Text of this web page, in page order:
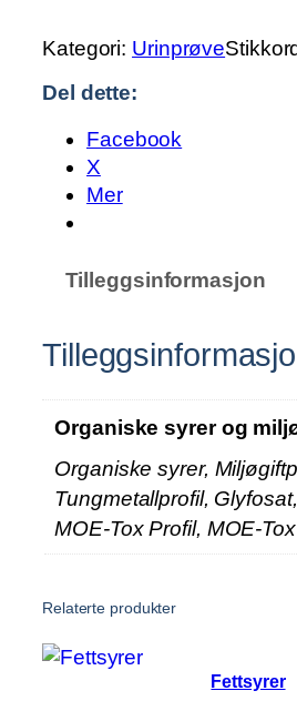
g
n
r
o
g
m
f
t
Kategori: Urinprøve
Del dette:
Facebook
X
Mer
Tilleggsinformasjon
Organiske syrer og
Organiske syrer,
Tungmetallprofil,
MOE-Tox Profil, MOE-
Relaterte produkter
Fettsyrer